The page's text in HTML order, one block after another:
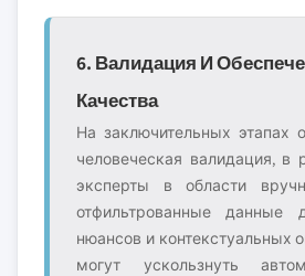
6. Валидация И
Качества
На заключительных этапах
человеческая валидация, в
эксперты в области
отфильтрованные данные
нюансов и контекстуальных
могут ускользнуть